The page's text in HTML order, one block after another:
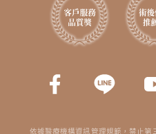
依據醫療機構資訊管理規範，禁止第